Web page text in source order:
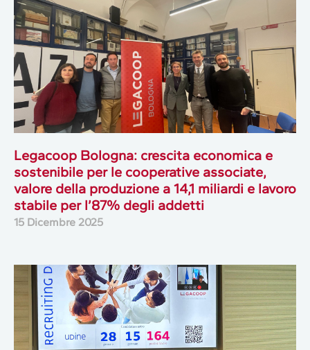
Legacoop Bologna: crescita economica e
sostenibile per le cooperative associate,
valore della produzione a 14,1 miliardi e lavoro
stabile per l’87% degli addetti
15 Dicembre 2025